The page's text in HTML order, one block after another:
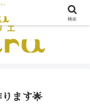
ます🌟
検索